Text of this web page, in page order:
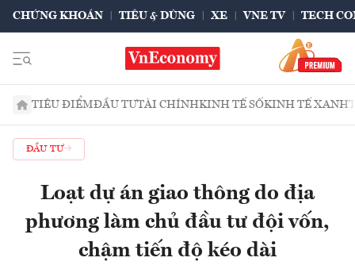
CHỨNG KHOÁN TIÊU & DÙNG XE VNE TV TECH
TIÊU ĐIỂMĐẦU TƯTÀI CHÍNHKINH TẾ SỐKINH TẾ XANH
ĐẦU TƯ
Loạt dự án giao thông do địa
phương làm chủ đầu tư đội vốn,
chậm tiến độ kéo dài